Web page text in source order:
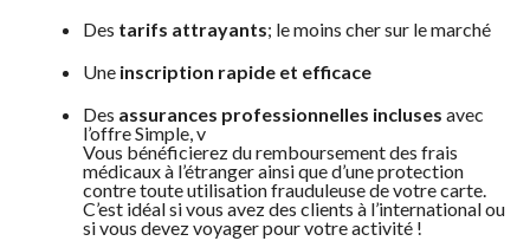
Des tarifs attrayants; le moins cher sur le marché
Une inscription rapide et efficace
Des assurances professionnelles incluses avec
l’offre Simple, v
Vous bénéficierez du remboursement des frais
médicaux à l’étranger ainsi que d’une protection
contre toute utilisation frauduleuse de votre carte.
C’est idéal si vous avez des clients à l’international ou
si vous devez voyager pour votre activité !